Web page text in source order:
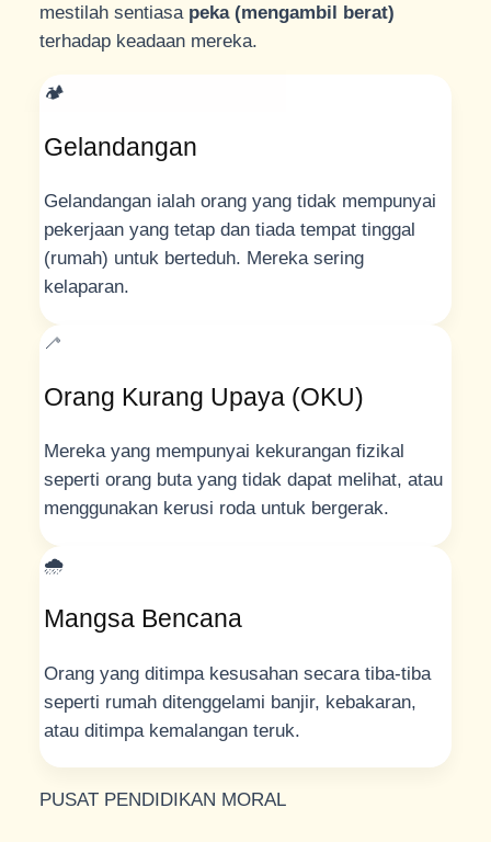
mestilah sentiasa peka (mengambil berat)
terhadap keadaan mereka.
🏕️
Gelandangan
Gelandangan ialah orang yang tidak mempunyai
pekerjaan yang tetap dan tiada tempat tinggal
(rumah) untuk berteduh. Mereka sering
kelaparan.
🦯
Orang Kurang Upaya (OKU)
Mereka yang mempunyai kekurangan fizikal
seperti orang buta yang tidak dapat melihat, atau
menggunakan kerusi roda untuk bergerak.
🌧️
Mangsa Bencana
Orang yang ditimpa kesusahan secara tiba-tiba
seperti rumah ditenggelami banjir, kebakaran,
atau ditimpa kemalangan teruk.
PUSAT PENDIDIKAN MORAL